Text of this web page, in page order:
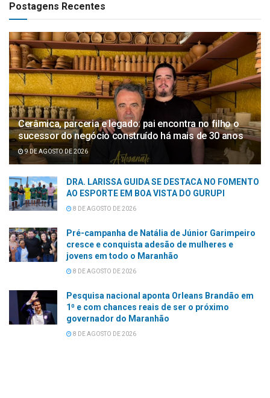
Postagens Recentes
Cerâmica, parceria e legado: pai encontra no filho o
sucessor do negócio construído há mais de 30 anos
9 DE AGOSTO DE 2026
DRA. LARISSA GUIDA SE DESTACA NO FOMENTO
AO ESPORTE EM BOA VISTA DO GURUPI
8 DE AGOSTO DE 2026
Pré-campanha de Natália de Júnior Garimpeiro
cresce e conquista adesão de mulheres e
jovens em todo o Maranhão
8 DE AGOSTO DE 2026
Pesquisa nacional aponta Orleans Brandão em
1⁰ e com chances reais de ser o próximo
governador do Maranhão
8 DE AGOSTO DE 2026